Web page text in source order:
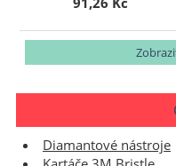
Diamantové nástroje